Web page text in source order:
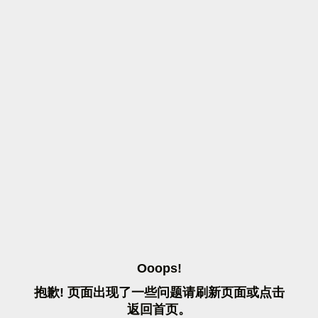
OOOPS!
抱歉! 页面出现了一些问题请刷 新页面或点击
返 回首页。